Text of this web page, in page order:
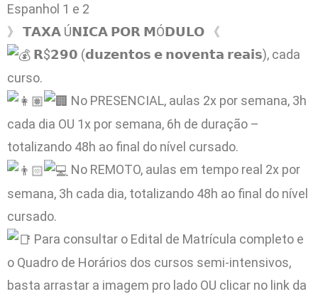
Espanhol 1 e 2
》 𝗧𝗔𝗫𝗔 Ú𝗡𝗜𝗖𝗔 𝗣𝗢𝗥 𝗠Ó𝗗𝗨𝗟𝗢 《
𝗥$𝟮𝟵𝟬 (𝗱𝘂𝘇𝗲𝗻𝘁𝗼𝘀 𝗲 𝗻𝗼𝘃𝗲𝗻𝘁𝗮 𝗿𝗲𝗮𝗶𝘀), cada
curso.
No PRESENCIAL, aulas 2x por semana, 3h
cada dia OU 1x por semana, 6h de duração –
totalizando 48h ao final do nível cursado.
No REMOTO, aulas em tempo real 2x por
semana, 3h cada dia, totalizando 48h ao final do nível
cursado.
Para consultar o Edital de Matrícula completo e
o Quadro de Horários dos cursos semi-intensivos,
basta arrastar a imagem pro lado OU clicar no link da